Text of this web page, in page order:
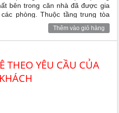
bên trong căn nhà đã được gia
phòng. Thuộc tầng trung tòa
park 1. Tiện ích xung quanh
Thêm vào giỏ hàng
THEO YÊU CẦU CỦA